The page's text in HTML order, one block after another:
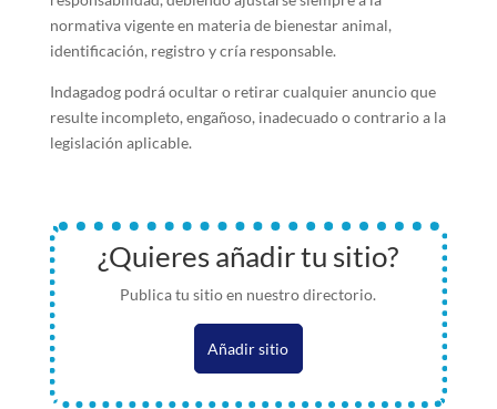
normativa vigente en materia de bienestar animal,
identificación, registro y cría responsable.
Indagadog podrá ocultar o retirar cualquier anuncio que
resulte incompleto, engañoso, inadecuado o contrario a la
legislación aplicable.
¿Quieres añadir tu sitio?
Publica tu sitio en nuestro directorio.
Añadir sitio